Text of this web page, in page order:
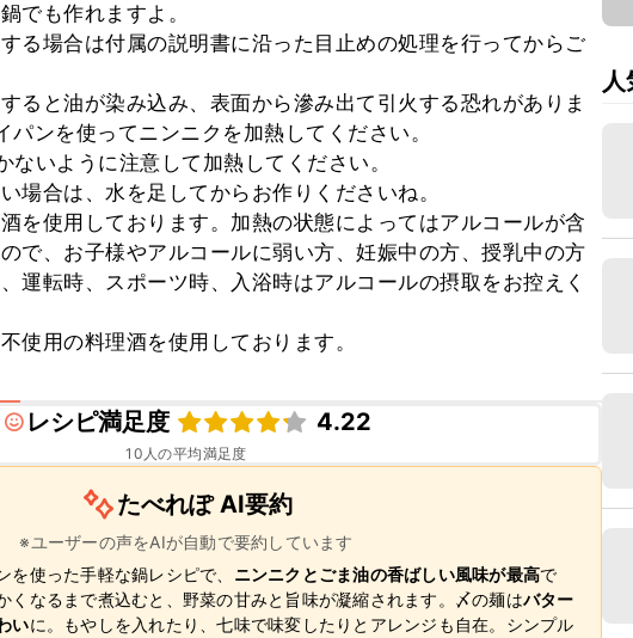
でも作れますよ。
る場合は付属の説明書に沿った目止めの処理を行ってからご
ると油が染み込み、表面から滲み出て引火する恐れがありま
ンを使ってニンニクを加熱してください。
ないように注意して加熱してください。
場合は、水を足してからお作りくださいね。
を使用しております。加熱の状態によってはアルコールが含
で、お子様やアルコールに弱い方、妊娠中の方、授乳中の方
運転時、スポーツ時、入浴時はアルコールの摂取をお控えく
使用の料理酒を使用しております。
レシピ満足度
4.22
10 人の平均満足度
たべれぽ AI要約
※ユーザーの声をAIが自動で要約しています
使った手軽な鍋レシピで、 ニンニクとごま油の香ばしい風味が最高で
くなるまで煮込むと、野菜の甘みと旨味が凝縮されます。〆の麺はバター
いに。もやしを入れたり、七味で味変したりとアレンジも自在。シンプル